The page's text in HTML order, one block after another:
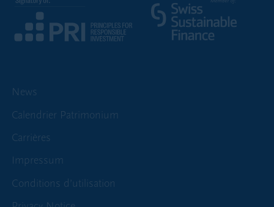
News
Calendrier Patrimonium
Carrières
Impressum
Conditions d’utilisation